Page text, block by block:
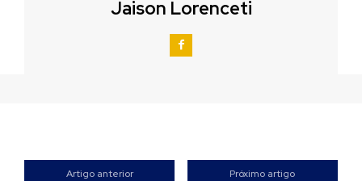
Jaison Lorenceti
Artigo anterior Próximo artigo